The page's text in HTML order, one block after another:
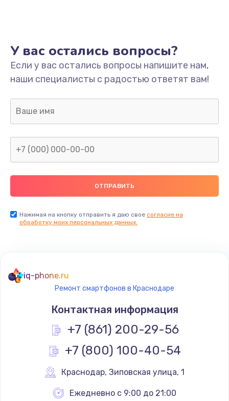
995 руб.
Заказать
Замена шлейфа матрицы
2600 руб.
Замена видеочипа
Ремонт разъема питания
745 руб.
Заказать
Замена видеокарты
1600 руб.
Заказать
Ремонт цепей питания
У вас остались вопросы?
Если у вас остались вопросы напишите нам,
наши специалисты с радостью ответят вам!
Нажимая на кнопку отправить я даю свое согласие на
обработку моих персональных данных.
iq-phone.ru
Ремонт смартфонов в Краснодаре
Контактная информация
+7 (861) 200-29-56
+7 (800) 100-40-54
Краснодар, Зиповская улица, 1
Ежедневно с 9:00 до 21:00